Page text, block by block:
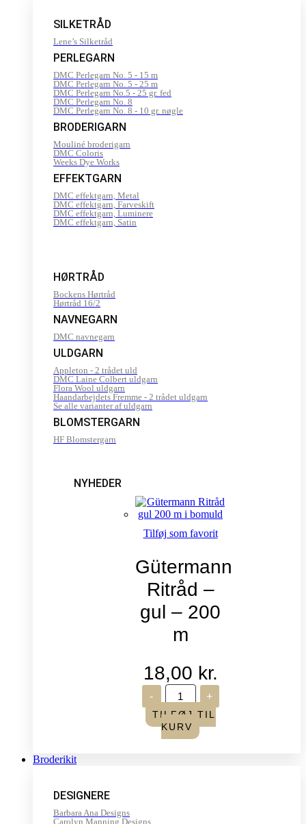
SILKETRÅD
Lene’s Silketråd
PERLEGARN
DMC Perlegarn No. 5 - 15 m
DMC Perlegarn No. 5 - 25 m
DMC Perlegarn No.5 - 25 gr. fed
DMC Perlegarn No. 8
DMC Perlegarn No. 8 - 10 gr. nøgle
BRODERIGARN
Mouliné broderigarn
DMC Coloris
Weeks Dye Works
EFFEKTGARN
DMC effektgarn, Metal
DMC effektgarn, Farveskift
DMC effektgarn, Luminere
DMC effektgarn, Satin
HØRTRÅD
Bockens Hørtråd
Hørtråd 16/2
NAVNEGARN
DMC navnegarn
ULDGARN
Appleton - 2 trådet uld
DMC Laine Colbert uldgarn
Flora Wool uldgarn
Haandarbejdets Fremme - 2 trådet uldgarn
Se alle varianter af uldgarn
BLOMSTERGARN
HF Blomstergarn
NYHEDER
Tilføj som favorit
Gütermann
Ritråd –
gul – 200
m
18,00 kr.
-
Gütermann
Ritråd
-
gul
-
+
TILFØJ TIL
KURV
Broderikit
DESIGNERE
Barbara Ana Designs
Carolyn Manning Designs